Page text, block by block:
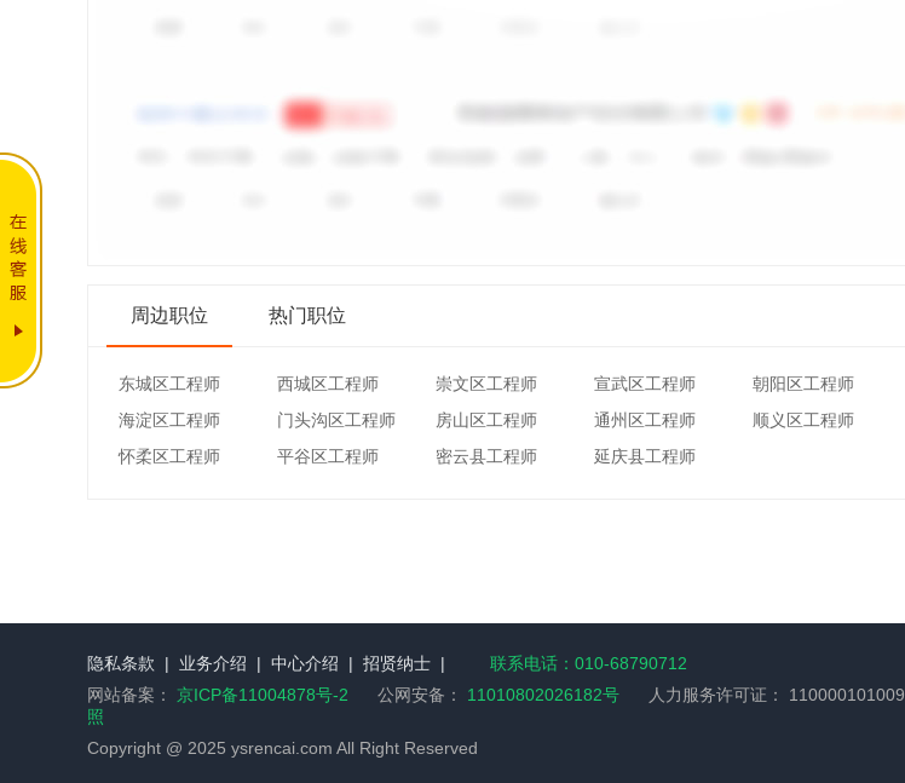
周边职位 热门职位
东城区工程师 西城区工程师 崇文区工程师 宣武区工程师 朝阳区工程师
海淀区工程师
门头沟区工程师 房山区工程师 通州区工程师 顺义区工程师
怀柔区工程师
平谷区工程师 密云县工程师 延庆县工程师
隐私条款 | 业务介绍 | 中心介绍 | 招贤纳士 |
联系电话：010-68790712
网站备案： 京ICP备11004878号-2 公网安备： 11010802026182号 人力服务许可证： 110000101009
照
Copyright @ 2025 ysrencai.com All Right Reserved